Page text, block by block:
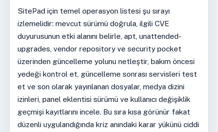
SitePad için temel operasyon listesi şu sırayı
izlemelidir: mevcut sürümü doğrula, ilgili CVE
duyurusunun etki alanını belirle, apt, unattended-
upgrades, vendor repository ve security pocket
üzerinden güncelleme yolunu netleştir, bakım öncesi
yedeği kontrol et, güncelleme sonrası servisleri test
et ve son olarak yayınlanan dosyalar, medya dizini
izinleri, panel eklentisi sürümü ve kullanıcı değişiklik
geçmişi kayıtlarını incele. Bu sıra kısa görünür fakat
düzenli uygulandığında kriz anındaki karar yükünü ciddi